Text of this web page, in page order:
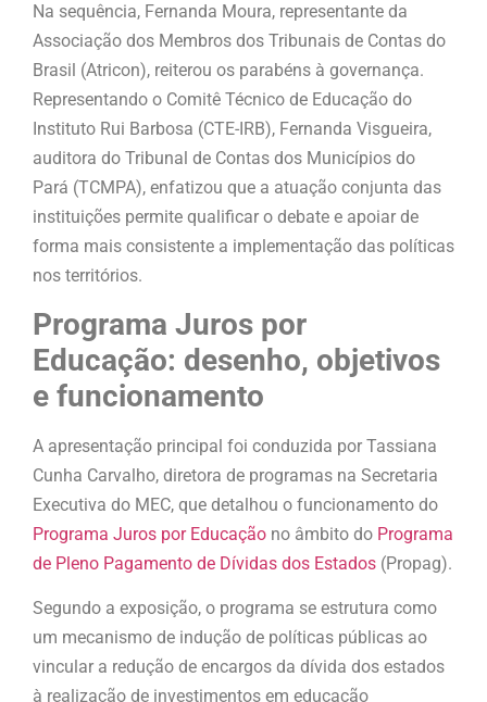
Na sequência, Fernanda Moura, representante da
Associação dos Membros dos Tribunais de Contas do
Brasil (Atricon), reiterou os parabéns à governança.
Representando o Comitê Técnico de Educação do
Instituto Rui Barbosa (CTE-IRB), Fernanda Visgueira,
auditora do Tribunal de Contas dos Municípios do
Pará (TCMPA), enfatizou que a atuação conjunta das
instituições permite qualificar o debate e apoiar de
forma mais consistente a implementação das políticas
nos territórios.
Programa Juros por
Educação: desenho, objetivos
e funcionamento
A apresentação principal foi conduzida por Tassiana
Cunha Carvalho, diretora de programas na Secretaria
Executiva do MEC, que detalhou o funcionamento do
Programa Juros por Educação no âmbito do Programa
de Pleno Pagamento de Dívidas dos Estados (Propag).
Segundo a exposição, o programa se estrutura como
um mecanismo de indução de políticas públicas ao
vincular a redução de encargos da dívida dos estados
à realização de investimentos em educação